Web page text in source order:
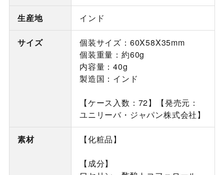
生産地 インド
サイズ
個装サイズ：60X58X35mm
個装重量：約60g
内容量：40g
製造国：インド
【ケース入数：72】【発売元：
ユニリーバ・ジャパン株式会社】
素材 【化粧品】
【成分】